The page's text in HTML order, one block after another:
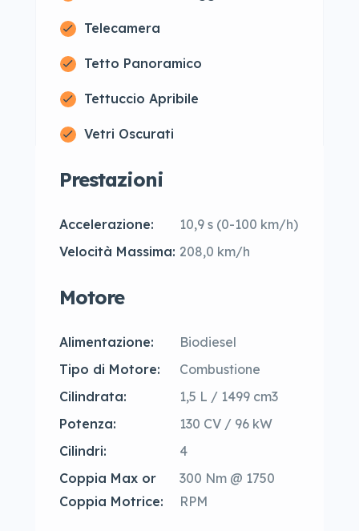
Telecamera
Tetto Panoramico
Tettuccio Apribile
Vetri Oscurati
Prestazioni
Accelerazione:
10,9 s (0-100 km/h)
Velocità Massima: 208,0 km/h
Motore
Alimentazione:
Biodiesel
Tipo di Motore:
Combustione
Cilindrata:
1,5 L / 1499 cm3
Potenza:
130 CV / 96 kW
Cilindri:
4
Coppia Max or
Coppia Motrice:
300 Nm @ 1750
RPM